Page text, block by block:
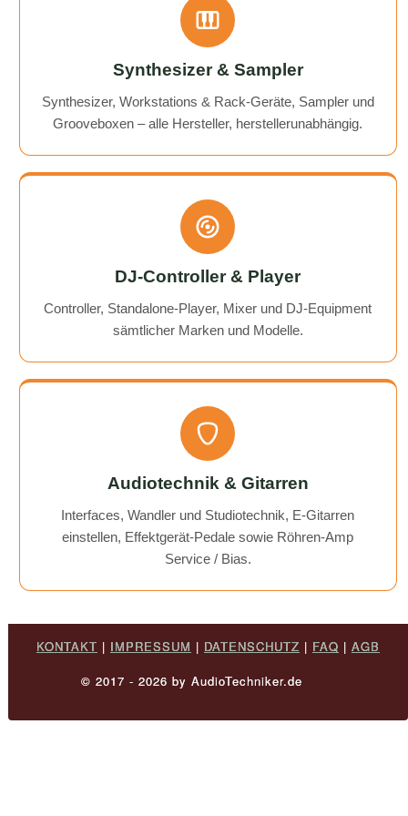
Synthesizer & Sampler
Synthesizer, Workstations & Rack-Geräte, Sampler und
Grooveboxen – alle Hersteller, herstellerunabhängig.
DJ-Controller & Player
Controller, Standalone-Player, Mixer und DJ-Equipment
sämtlicher Marken und Modelle.
Audiotechnik & Gitarren
Interfaces, Wandler und Studiotechnik, E-Gitarren
einstellen, Effektgerät-Pedale sowie Röhren-Amp
Service / Bias.
KONTAKT | IMPRESSUM | DATENSCHUTZ | FAQ | AGB
© 2017 - 2026 by AudioTechniker.de